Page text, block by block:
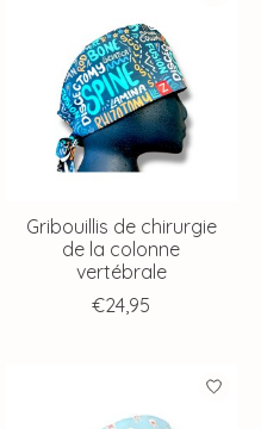
Gribouillis de chirurgie
de la colonne
vertébrale
€24,95